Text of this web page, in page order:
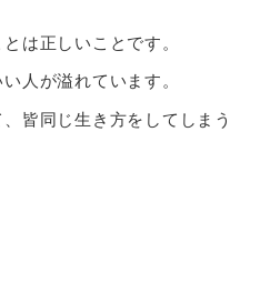
は正しいことです。
人が溢れています。
皆同じ生き方をしてしまう